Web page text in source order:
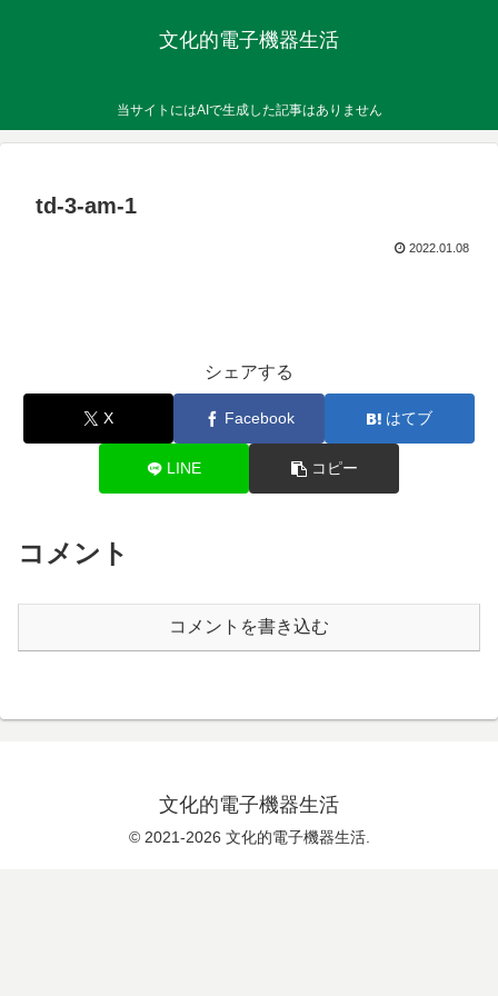
文化的電子機器生活
当サイトにはAIで生成した記事はありません
td-3-am-1
2022.01.08
シェアする
X Facebook はてブ
LINE コピー
コメント
コメントを書き込む
文化的電子機器生活
© 2021-2026 文化的電子機器生活.